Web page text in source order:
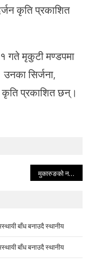
कृति प्रकाशित
गते मृकुटी मण्डपमा
सिर्जना,
कृति प्रकाशित छन्।
मुकारुङको नयाँ कृति ‘हाटा जाने अघिल्लो रात’ आयो
बाँध बनाउदै स्थानीय
बाँध बनाउदै स्थानीय